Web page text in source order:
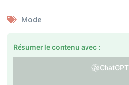
Mode
Résumer le contenu avec :
ChatGPT